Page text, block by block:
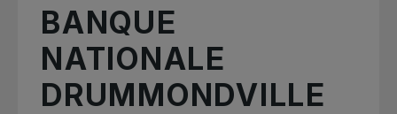
BANQUE
NATIONALE
DRUMMONDVILLE